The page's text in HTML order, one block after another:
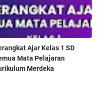
Ajar Kelas 1 SD
Mata Pelajaran
Merdeka